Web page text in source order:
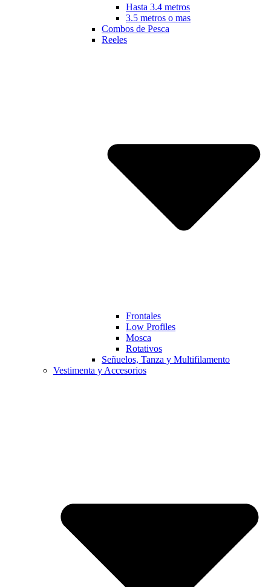
Hasta 3.4 metros
3.5 metros o mas
Combos de Pesca
Reeles
Frontales
Low Profiles
Mosca
Rotativos
Señuelos, Tanza y Multifilamento
Vestimenta y Accesorios